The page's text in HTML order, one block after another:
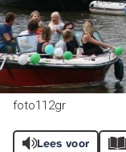
foto112gr
Lees voor